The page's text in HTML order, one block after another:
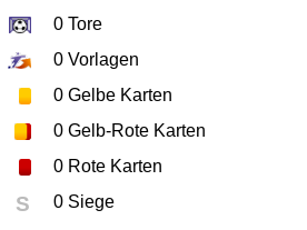
0 Tore
0 Vorlagen
0 Gelbe Karten
0 Gelb-Rote Karten
0 Rote Karten
S 0 Siege